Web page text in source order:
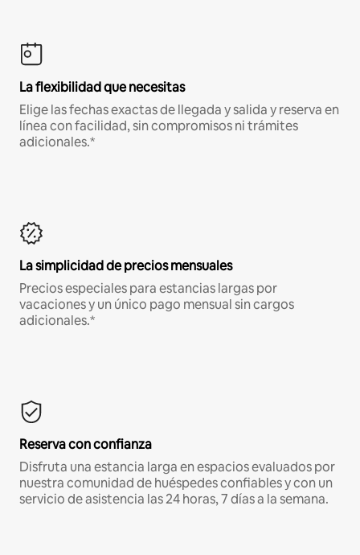
La flexibilidad que necesitas
Elige las fechas exactas de llegada y salida y reserva en
línea con facilidad, sin compromisos ni trámites
adicionales.*
La simplicidad de precios mensuales
Precios especiales para estancias largas por
vacaciones y un único pago mensual sin cargos
adicionales.*
Reserva con confianza
Disfruta una estancia larga en espacios evaluados por
nuestra comunidad de huéspedes confiables y con un
servicio de asistencia las 24 horas, 7 días a la semana.